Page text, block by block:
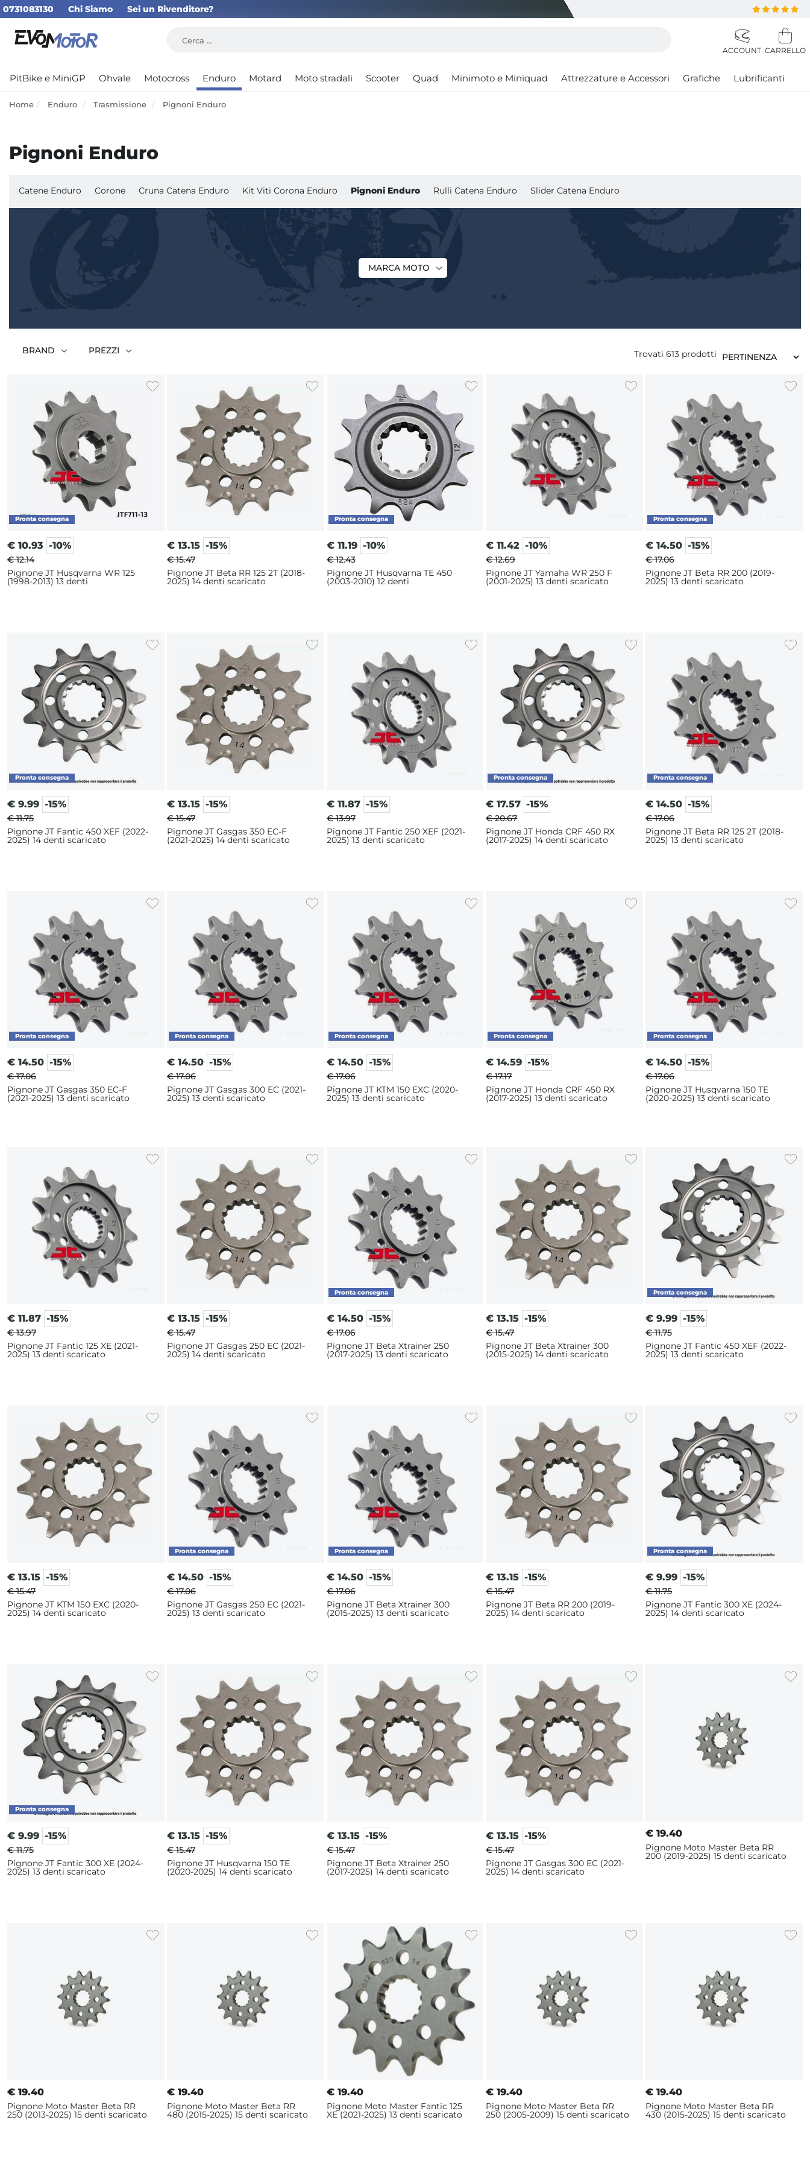
0731083130 Chi Siamo Sei un Rivenditore?
PitBike e MiniGP Ohvale Motocross Enduro Motard Moto stradali Scooter Quad Minimoto e Miniquad Attrezzature e Accessori Grafiche Lubrificanti
Home Enduro Trasmissione Pignoni Enduro
Pignoni Enduro
Catene Enduro Corone Cruna Catena Enduro Kit Viti Corona Enduro Pignoni Enduro Rulli Catena Enduro Slider Catena Enduro
MARCA MOTO
BRAND PREZZI Trovati 613 prodotti
€ 10.93 -10%
€ 12.14
Pignone JT Husqvarna WR 125
(1998-2013) 13 denti
€ 13.15 -15%
€ 15.47
Pignone JT Beta RR 125 2T (2018-
2025) 14 denti scaricato
€ 11.19 -10%
€ 12.43
Pignone JT Husqvarna TE 450
(2003-2010) 12 denti
€ 11.42 -10%
€ 12.69
Pignone JT Yamaha WR 250 F
(2001-2025) 13 denti scaricato
€ 14.50 -15%
€ 17.06
Pignone JT Beta RR 200 (2019-
2025) 13 denti scaricato
€ 9.99 -15%
€ 11.75
Pignone JT Fantic 450 XEF (2022-
2025) 14 denti scaricato
€ 13.15 -15%
€ 15.47
Pignone JT Gasgas 350 EC-F
(2021-2025) 14 denti scaricato
€ 11.87 -15%
€ 13.97
Pignone JT Fantic 250 XEF (2021-
2025) 13 denti scaricato
€ 17.57 -15%
€ 20.67
Pignone JT Honda CRF 450 RX
(2017-2025) 14 denti scaricato
€ 14.50 -15%
€ 17.06
Pignone JT Beta RR 125 2T (2018-
2025) 13 denti scaricato
€ 14.50 -15%
€ 17.06
Pignone JT Gasgas 350 EC-F
(2021-2025) 13 denti scaricato
€ 14.50 -15%
€ 17.06
Pignone JT Gasgas 300 EC (2021-
2025) 13 denti scaricato
€ 14.50 -15%
€ 17.06
Pignone JT KTM 150 EXC (2020-
2025) 13 denti scaricato
€ 14.59 -15%
€ 17.17
Pignone JT Honda CRF 450 RX
(2017-2025) 13 denti scaricato
€ 14.50 -15%
€ 17.06
Pignone JT Husqvarna 150 TE
(2020-2025) 13 denti scaricato
€ 11.87 -15%
€ 13.97
Pignone JT Fantic 125 XE (2021-
2025) 13 denti scaricato
€ 13.15 -15%
€ 15.47
Pignone JT Gasgas 250 EC (2021-
2025) 14 denti scaricato
€ 14.50 -15%
€ 17.06
Pignone JT Beta Xtrainer 250
(2017-2025) 13 denti scaricato
€ 13.15 -15%
€ 15.47
Pignone JT Beta Xtrainer 300
(2015-2025) 14 denti scaricato
€ 9.99 -15%
€ 11.75
Pignone JT Fantic 450 XEF (2022-
2025) 13 denti scaricato
€ 13.15 -15%
€ 15.47
Pignone JT KTM 150 EXC (2020-
2025) 14 denti scaricato
€ 14.50 -15%
€ 17.06
Pignone JT Gasgas 250 EC (2021-
2025) 13 denti scaricato
€ 14.50 -15%
€ 17.06
Pignone JT Beta Xtrainer 300
(2015-2025) 13 denti scaricato
€ 13.15 -15%
€ 15.47
Pignone JT Beta RR 200 (2019-
2025) 14 denti scaricato
€ 9.99 -15%
€ 11.75
Pignone JT Fantic 300 XE (2024-
2025) 14 denti scaricato
€ 9.99 -15%
€ 11.75
Pignone JT Fantic 300 XE (2024-
2025) 13 denti scaricato
€ 13.15 -15%
€ 15.47
Pignone JT Husqvarna 150 TE
(2020-2025) 14 denti scaricato
€ 13.15 -15%
€ 15.47
Pignone JT Beta Xtrainer 250
(2017-2025) 14 denti scaricato
€ 13.15 -15%
€ 15.47
Pignone JT Gasgas 300 EC (2021-
2025) 14 denti scaricato
€ 19.40
Pignone Moto Master Beta RR
200 (2019-2025) 15 denti scaricato
€ 19.40
Pignone Moto Master Beta RR
250 (2013-2025) 15 denti scaricato
€ 19.40
Pignone Moto Master Beta RR
480 (2015-2025) 15 denti scaricato
€ 19.40
Pignone Moto Master Fantic 125
XE (2021-2025) 13 denti scaricato
€ 19.40
Pignone Moto Master Beta RR
250 (2005-2009) 15 denti scaricato
€ 19.40
Pignone Moto Master Beta RR
430 (2015-2025) 15 denti scaricato